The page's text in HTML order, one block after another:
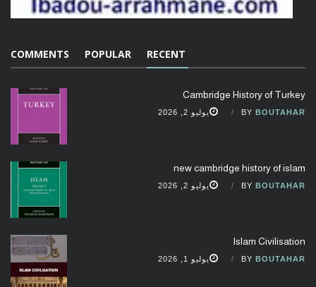
RECENT
POPULAR
COMMENTS
Cambridge History of Turkey
BY BOUTAHAR يوليو 2, 2026
new cambridge history of islam
BY BOUTAHAR يوليو 2, 2026
Islam Civilisation
BY BOUTAHAR يوليو 1, 2026